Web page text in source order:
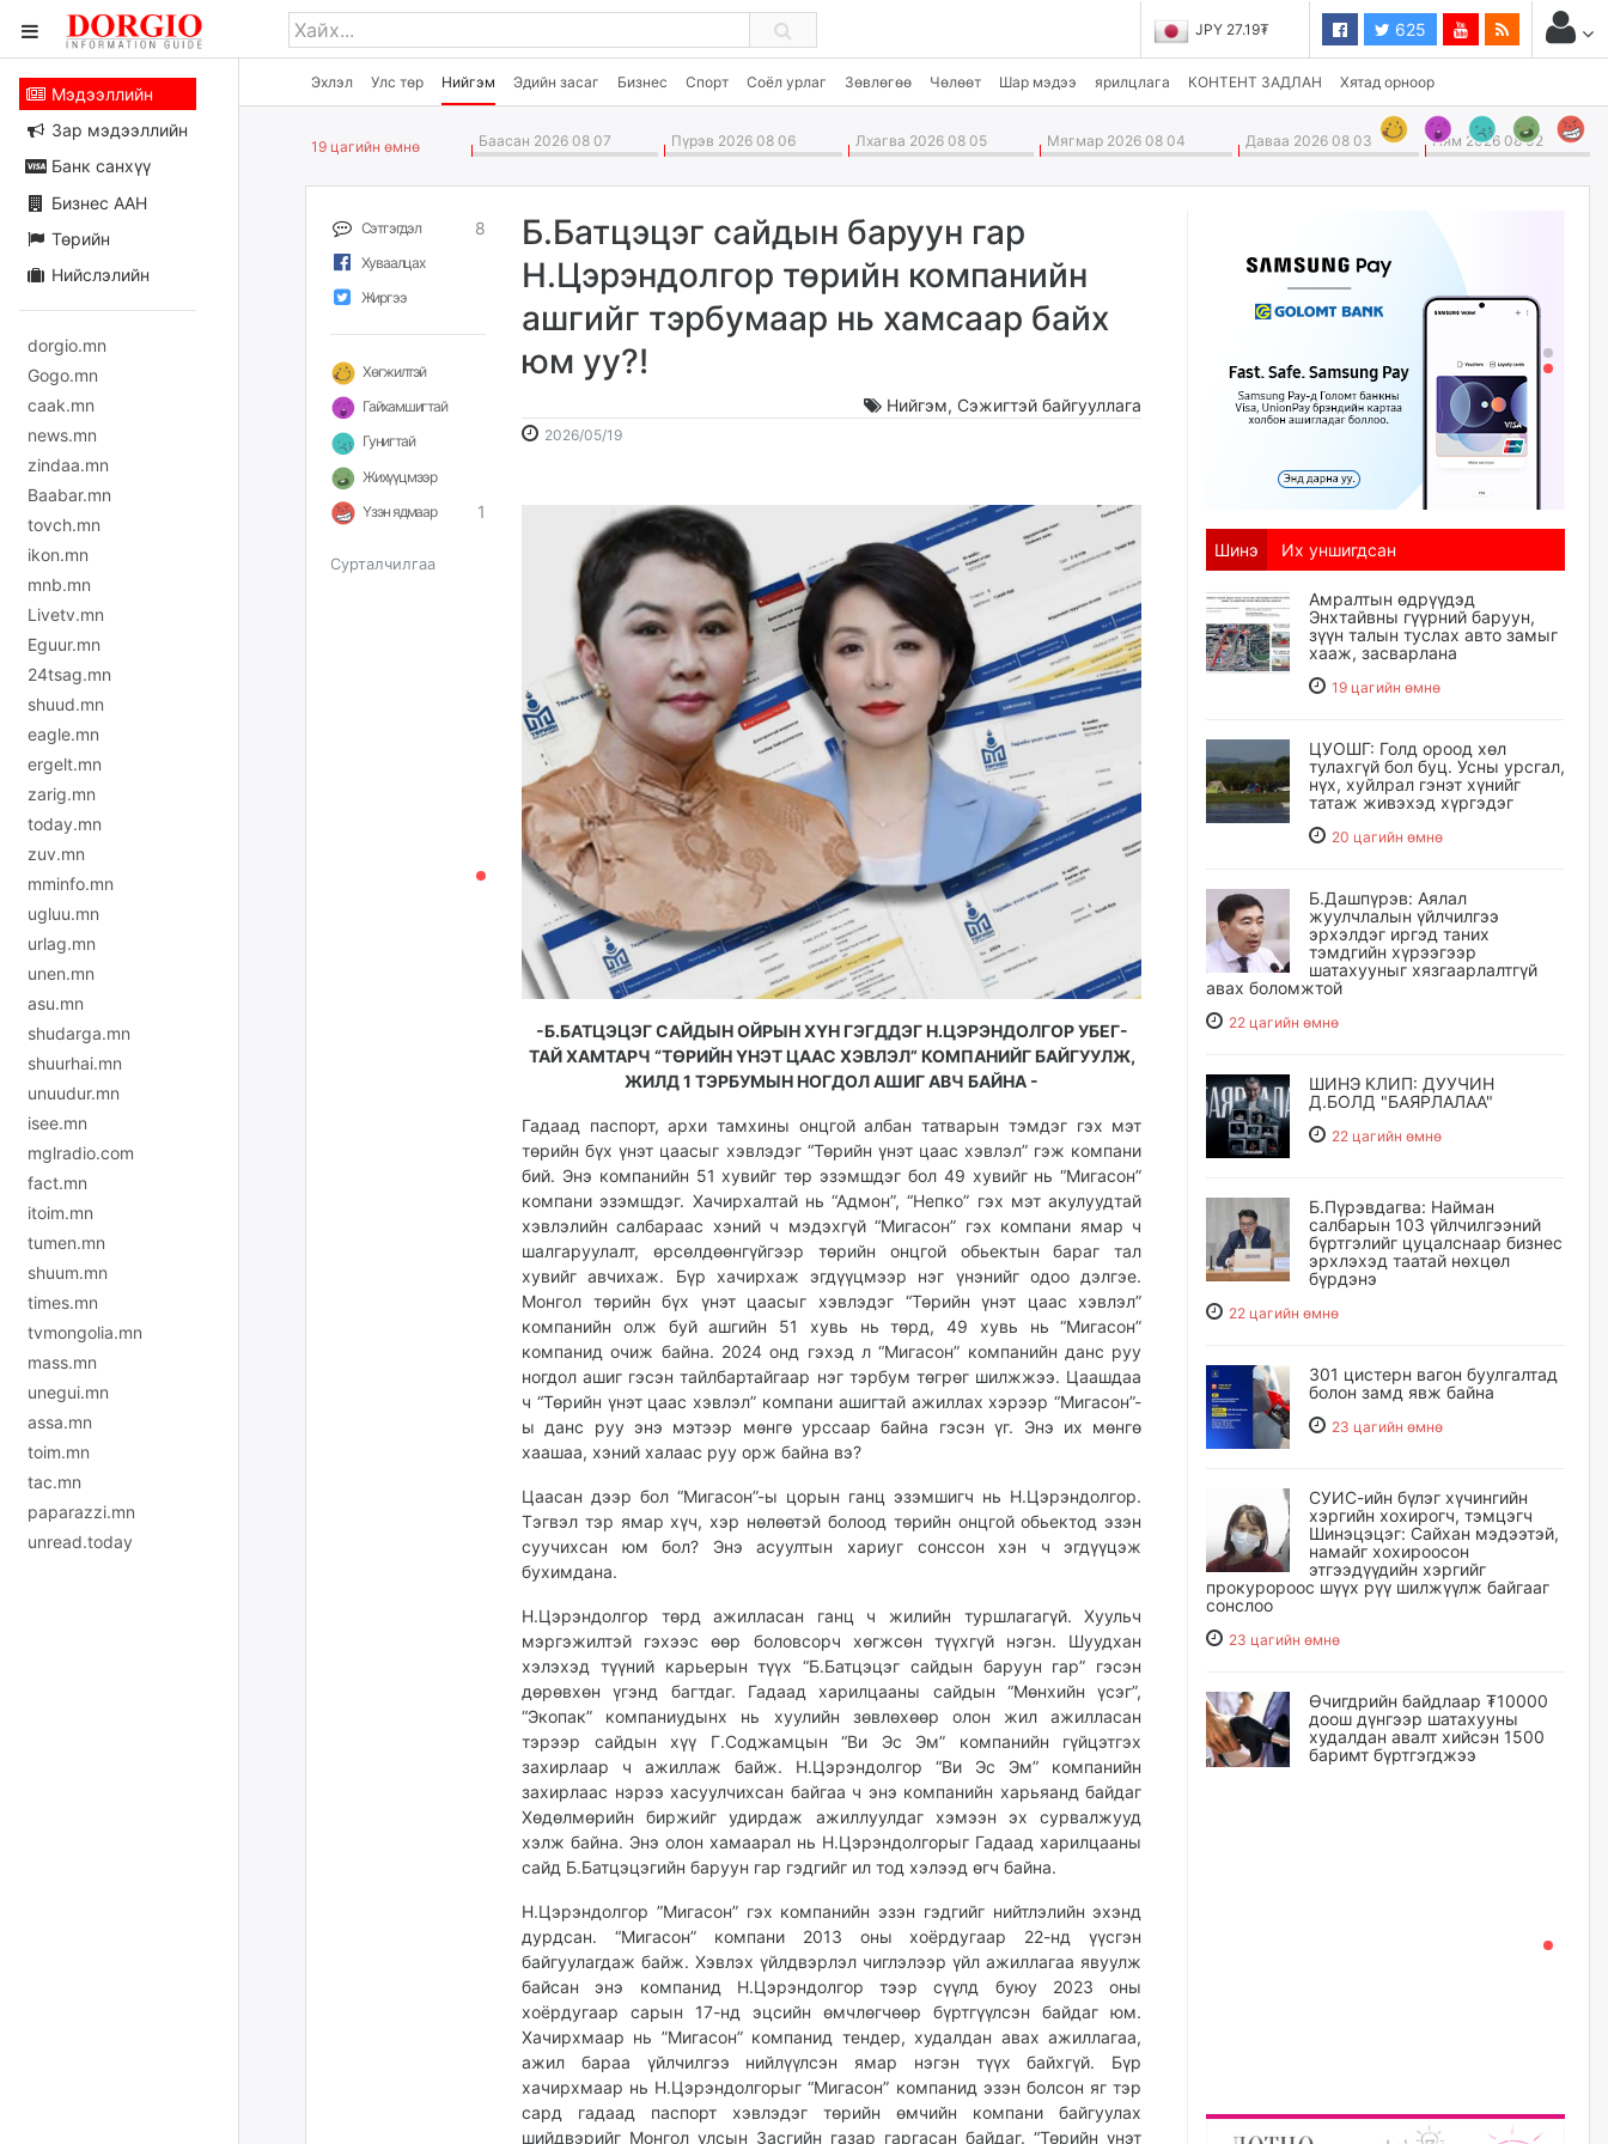
JPY 27.19₮ 625
Эхлэл Улс төр Нийгэм Эдийн засаг Бизнес Спорт Соёл урлаг Зөвлөгөө Чөлөөт Шар мэдээ ярилцлага КОНТЕНТ ЗАДЛАН Хятад орноор
Мэдээллийн
Зар мэдээллийн
Банк санхүү
Бизнес ААН
Төрийн
Нийслэлийн
dorgio.mn
Gogo.mn
caak.mn
news.mn
zindaa.mn
Baabar.mn
tovch.mn
ikon.mn
mnb.mn
Livetv.mn
Eguur.mn
24tsag.mn
shuud.mn
eagle.mn
ergelt.mn
zarig.mn
today.mn
zuv.mn
mminfo.mn
ugluu.mn
urlag.mn
unen.mn
asu.mn
shudarga.mn
shuurhai.mn
unuudur.mn
isee.mn
mglradio.com
fact.mn
itoim.mn
tumen.mn
shuum.mn
times.mn
tvmongolia.mn
mass.mn
unegui.mn
assa.mn
toim.mn
tac.mn
paparazzi.mn
unread.today
19 цагийн өмнө Баасан 2026 08 07 Пүрэв 2026 08 06 Лхагва 2026 08 05 Мягмар 2026 08 04 Даваа 2026 08 03 Ням 2026 08 02
Сэтгэгдэл 8
Хуваалцах
Жиргээ
Хөгжилтэй
Гайхамшигтай
Гунигтай
Жихүүцмээр
Үзэн ядмаар
1
Сурталчилгаа
Б.Батцэцэг сайдын баруун гар
Н.Цэрэндолгор төрийн компанийн
ашгийг тэрбумаар нь хамсаар байх
юм уу?!
Нийгэм, Сэжигтэй байгууллага
2026/05/192026-
10:49:48
2026-
11:45:00
-Б.БАТЦЭЦЭГ САЙДЫН ОЙРЫН ХҮН ГЭГДДЭГ Н.ЦЭРЭНДОЛГОР УБЕГ-
ТАЙ ХАМТАРЧ “ТӨРИЙН ҮНЭТ ЦААС ХЭВЛЭЛ” КОМПАНИЙГ БАЙГУУЛЖ,
ЖИЛД 1 ТЭРБУМЫН НОГДОЛ АШИГ АВЧ БАЙНА -
Гадаад паспорт, архи тамхины онцгой албан татварын тэмдэг гэх мэт
төрийн бүх үнэт цаасыг хэвлэдэг “Төрийн үнэт цаас хэвлэл” гэж компани
бий. Энэ компанийн 51 хувийг төр эзэмшдэг бол 49 хувийг нь “Мигасон”
компани эзэмшдэг. Хачирхалтай нь “Адмон”, “Непко” гэх мэт акулуудтай
хэвлэлийн салбараас хэний ч мэдэхгүй “Мигасон” гэх компани ямар ч
шалгаруулалт, өрсөлдөөнгүйгээр төрийн онцгой обьектын бараг тал
хувийг авчихаж. Бүр хачирхаж эгдүүцмээр нэг үнэнийг одоо дэлгэе.
Монгол төрийн бүх үнэт цаасыг хэвлэдэг “Төрийн үнэт цаас хэвлэл”
компанийн олж буй ашгийн 51 хувь нь төрд, 49 хувь нь “Мигасон”
компанид очиж байна. 2024 онд гэхэд л “Мигасон” компанийн данс руу
ногдол ашиг гэсэн тайлбартайгаар нэг тэрбум төгрөг шилжжээ. Цаашдаа
ч “Төрийн үнэт цаас хэвлэл” компани ашигтай ажиллах хэрээр “Мигасон”-
ы данс руу энэ мэтээр мөнгө урссаар байна гэсэн үг. Энэ их мөнгө
хаашаа, хэний халаас руу орж байна вэ?
Цаасан дээр бол “Мигасон”-ы цорын ганц эзэмшигч нь Н.Цэрэндолгор.
Тэгвэл тэр ямар хүч, хэр нөлөөтэй болоод төрийн онцгой обьектод эзэн
суучихсан юм бол? Энэ асуултын хариуг сонссон хэн ч эгдүүцэж
бухимдана.
Н.Цэрэндолгор төрд ажилласан ганц ч жилийн туршлагагүй. Хуульч
мэргэжилтэй гэхээс өөр боловсорч хөгжсөн түүхгүй нэгэн. Шуудхан
хэлэхэд түүний карьерын түүх “Б.Батцэцэг сайдын баруун гар” гэсэн
дөрөвхөн үгэнд багтдаг. Гадаад харилцааны сайдын “Мөнхийн үсэг”,
“Экопак” компаниудынх нь хуулийн зөвлөхөөр олон жил ажилласан
тэрээр сайдын хүү Г.Соджамцын “Ви Эс Эм” компанийн гүйцэтгэх
захирлаар ч ажиллаж байж. Н.Цэрэндолгор “Ви Эс Эм” компанийн
захирлаас нэрээ хасуулчихсан байгаа ч энэ компанийн харьяанд байдаг
Хөдөлмөрийн биржийг удирдаж ажиллуулдаг хэмээн эх сурвалжууд
хэлж байна. Энэ олон хамаарал нь Н.Цэрэндолгорыг Гадаад харилцааны
сайд Б.Батцэцэгийн баруун гар гэдгийг ил тод хэлээд өгч байна.
Н.Цэрэндолгор ”Мигасон” гэх компанийн эзэн гэдгийг нийтлэлийн эхэнд
дурдсан. “Мигасон” компани 2013 оны хоёрдугаар 22-нд үүсгэн
байгуулагдаж байж. Хэвлэх үйлдвэрлэл чиглэлээр үйл ажиллагаа явуулж
байсан энэ компанид Н.Цэрэндолгор тээр сүүлд буюу 2023 оны
хоёрдугаар сарын 17-нд эцсийн өмчлөгчөөр бүртгүүлсэн байдаг юм.
Хачирхмаар нь ”Мигасон” компанид тендер, худалдан авах ажиллагаа,
ажил бараа үйлчилгээ нийлүүлсэн ямар нэгэн түүх байхгүй. Бүр
хачирхмаар нь Н.Цэрэндолгорыг “Мигасон” компанид эзэн болсон яг тэр
сард гадаад паспорт хэвлэдэг төрийн өмчийн компани байгуулах
шийдвэрийг Монгол улсын Засгийн газар гаргасан байдаг. “Төрийн үнэт
Шинэ Их уншигдсан
Амралтын өдрүүдэд
Энхтайвны гүүрний баруун,
зүүн талын туслах авто замыг
хааж, засварлана
19 цагийн өмнө
ЦУОШГ: Голд ороод хөл
тулахгүй бол буц. Усны урсгал,
нүх, хуйлрал гэнэт хүнийг
татаж живэхэд хүргэдэг
20 цагийн өмнө
Б.Дашпүрэв: Аялал
жуулчлалын үйлчилгээ
эрхэлдэг иргэд таних
тэмдгийн хүрээгээр
шатахууныг хязгаарлалтгүй
авах боломжтой
22 цагийн өмнө
ШИНЭ КЛИП: ДУУЧИН
Д.БОЛД "БАЯРЛАЛАА"
22 цагийн өмнө
Б.Пүрэвдагва: Найман
салбарын 103 үйлчилгээний
бүртгэлийг цуцалснаар бизнес
эрхлэхэд таатай нөхцөл
бүрдэнэ
22 цагийн өмнө
301 цистерн вагон буулгалтад
болон замд явж байна
23 цагийн өмнө
СУИС-ийн бүлэг хүчингийн
хэргийн хохирогч, тэмцэгч
Шинэцэцэг: Сайхан мэдээтэй,
намайг хохироосон
этгээдүүдийн хэргийг
прокуророос шүүх рүү шилжүүлж байгааг
сонслоо
23 цагийн өмнө
Өчигдрийн байдлаар ₮10000
доош дүнгээр шатахууны
худалдан авалт хийсэн 1500
баримт бүртгэгджээ